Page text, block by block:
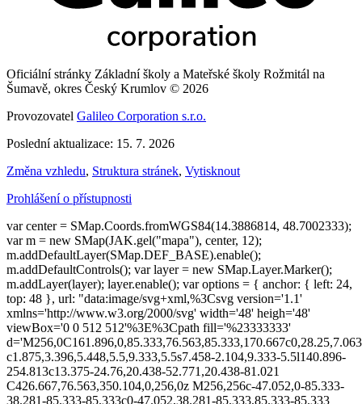
Oficiální stránky Základní školy a Mateřské školy Rožmitál na
Šumavě, okres Český Krumlov © 2026
Provozovatel Galileo Corporation s.r.o.
Poslední aktualizace: 15. 7. 2026
Změna vzhledu, Struktura stránek, Vytisknout
Prohlášení o přístupnosti
var center = SMap.Coords.fromWGS84(14.3886814, 48.7002333);
var m = new SMap(JAK.gel("mapa"), center, 12);
m.addDefaultLayer(SMap.DEF_BASE).enable();
m.addDefaultControls(); var layer = new SMap.Layer.Marker();
m.addLayer(layer); layer.enable(); var options = { anchor: { left: 24,
top: 48 }, url: "data:image/svg+xml,%3Csvg version='1.1'
xmlns='http://www.w3.org/2000/svg' width='48' heigh='48'
viewBox='0 0 512 512'%3E%3Cpath fill='%23333333'
c1.875,3.396,5.448,5.5,9.333,5.5s7.458-2.104,9.333-5.5l140.896-
254.813c13.375-24.76,20.438-52.771,20.438-81.021
C426.667,76.563,350.104,0,256,0z M256,256c-47.052,0-85.333-
38.281-85.333-85.333c0-47.052,38.281-85.333,85.333-85.333